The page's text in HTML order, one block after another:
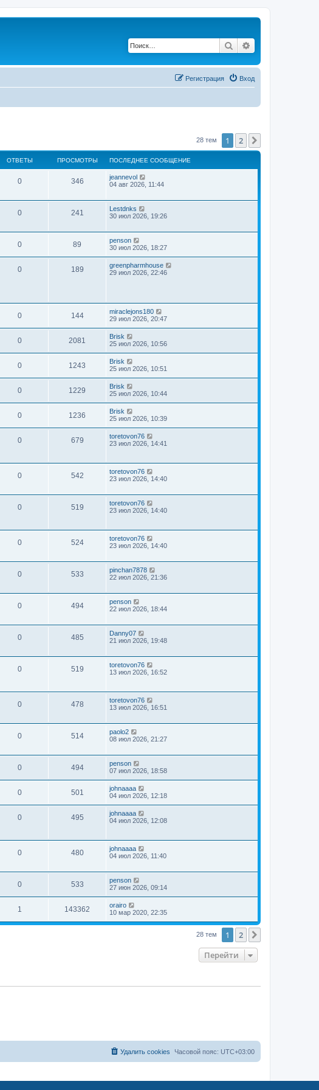
Поиск
Вход
Регистрация
28 тем 1 2
ОТВЕТЫ ПРОСМОТРЫ ПОСЛЕДНЕЕ СООБЩЕНИЕ
0 346
jeannevol
04 авг 2026, 11:44
0 241
Lestdnks
30 июл 2026, 19:26
0 89
penson
30 июл 2026, 18:27
0 189
greenpharmhouse
29 июл 2026, 22:46
0 144
miraclejons180
29 июл 2026, 20:47
0 2081
Brisk
25 июл 2026, 10:56
0 1243
Brisk
25 июл 2026, 10:51
0 1229
Brisk
25 июл 2026, 10:44
0 1236
Brisk
25 июл 2026, 10:39
0 679
toretovon76
23 июл 2026, 14:41
0 542
toretovon76
23 июл 2026, 14:40
0 519
toretovon76
23 июл 2026, 14:40
0 524
toretovon76
23 июл 2026, 14:40
0 533
pinchan7878
22 июл 2026, 21:36
0 494
penson
22 июл 2026, 18:44
0 485
Danny07
21 июл 2026, 19:48
0 519
toretovon76
13 июл 2026, 16:52
0 478
toretovon76
13 июл 2026, 16:51
0 514
paolo2
08 июл 2026, 21:27
0 494
penson
07 июл 2026, 18:58
0 501
johnaaaa
04 июл 2026, 12:18
0 495
johnaaaa
04 июл 2026, 12:08
0 480
johnaaaa
04 июл 2026, 11:40
0 533
penson
27 июн 2026, 09:14
1 143362
orairo
10 мар 2020, 22:35
28 тем 1 2
Перейти
Часовой пояс: UTC+03:00
Удалить cookies